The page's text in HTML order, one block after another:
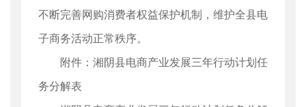
不断完善网购消费者权益保护机制，维护全县电
子商务活动正常秩序。
附件：湘阴县电商产业发展三年行动计划任
务分解表